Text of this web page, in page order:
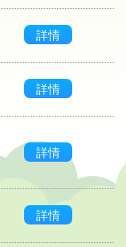
詳情
詳情
詳情
詳情